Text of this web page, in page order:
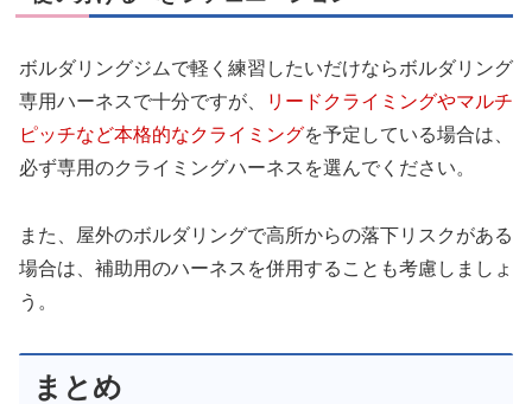
ボルダリングジムで軽く練習したいだけならボルダリング
専用ハーネスで十分ですが、
リードクライミングやマルチ
ピッチなど本格的なクライミングを予定している場合は、
必ず専用のクライミングハーネスを選んでください。
また、屋外のボルダリングで高所からの落下リスクがある
場合は、補助用のハーネスを併用することも考慮しましょ
う。
まとめ